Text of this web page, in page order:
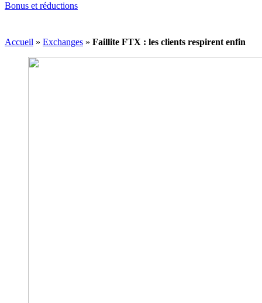
Bonus et réductions
Accueil » Exchanges » Faillite FTX : les clients respirent enfin